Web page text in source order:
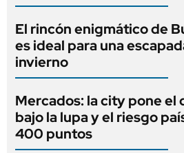
El rincón enigmático de
es ideal para una
invierno
Mercados: la city pone el
bajo la lupa y el riesgo
400 puntos